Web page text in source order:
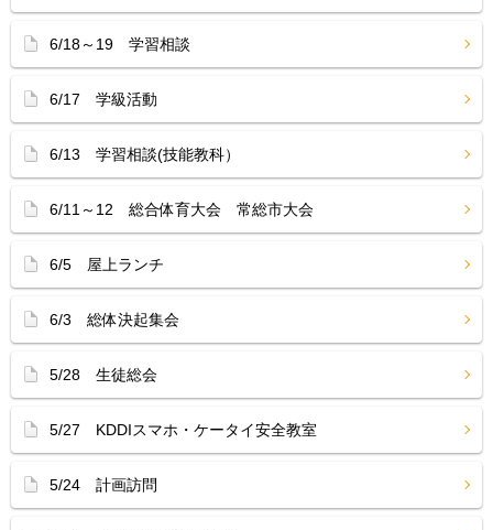
6/18～19 学習相談
6/17 学級活動
6/13 学習相談(技能教科）
6/11～12 総合体育大会 常総市大会
6/5 屋上ランチ
6/3 総体決起集会
5/28 生徒総会
5/27 KDDIスマホ・ケータイ安全教室
5/24 計画訪問